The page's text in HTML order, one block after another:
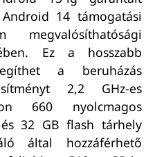
14 támogatási
megvalósíthatósági
Ez a hosszabb
a beruházás
2,2 GHz-es
660 nyolcmagos
32 GB flash tárhely
által hozzáférhető